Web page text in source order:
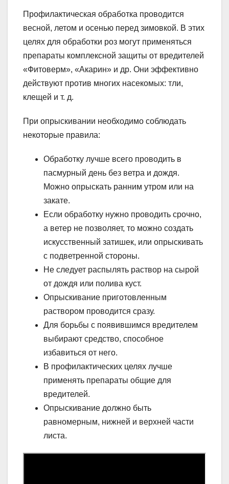
Профилактическая обработка проводится
весной, летом и осенью перед зимовкой. В этих
целях для обработки роз могут применяться
препараты комплексной защиты от вредителей
«Фитоверм», «Акарин» и др. Они эффективно
действуют против многих насекомых: тли,
клещей и т. д.
При опрыскивании необходимо соблюдать
некоторые правила:
Обработку лучше всего проводить в
пасмурный день без ветра и дождя.
Можно опрыскать ранним утром или на
закате.
Если обработку нужно проводить срочно,
а ветер не позволяет, то можно создать
искусственный затишек, или опрыскивать
с подветренной стороны.
Не следует распылять раствор на сырой
от дождя или полива куст.
Опрыскивание приготовленным
раствором проводится сразу.
Для борьбы с появившимся вредителем
выбирают средство, способное
избавиться от него.
В профилактических целях лучше
применять препараты общие для
вредителей.
Опрыскивание должно быть
равномерным, нижней и верхней части
листа.